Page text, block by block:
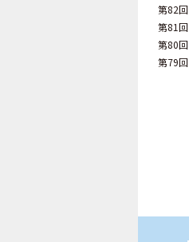
第82回
第81回
第80回
第79回